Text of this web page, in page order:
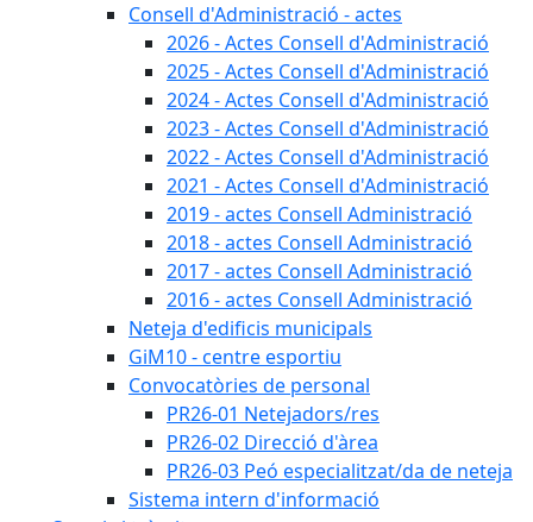
Consell d'Administració - actes
2026 - Actes Consell d'Administració
2025 - Actes Consell d'Administració
2024 - Actes Consell d'Administració
2023 - Actes Consell d'Administració
2022 - Actes Consell d'Administració
2021 - Actes Consell d'Administració
2019 - actes Consell Administració
2018 - actes Consell Administració
2017 - actes Consell Administració
2016 - actes Consell Administració
Neteja d'edificis municipals
GiM10 - centre esportiu
Convocatòries de personal
PR26-01 Netejadors/res
PR26-02 Direcció d'àrea
PR26-03 Peó especialitzat/da de neteja
Sistema intern d'informació